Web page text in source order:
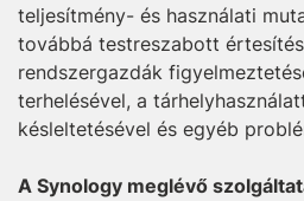
teljesítmény- és használati
továbbá testreszabott
rendszergazdák
terhelésével, a
késleltetésével és egyéb
A Synology meglévő